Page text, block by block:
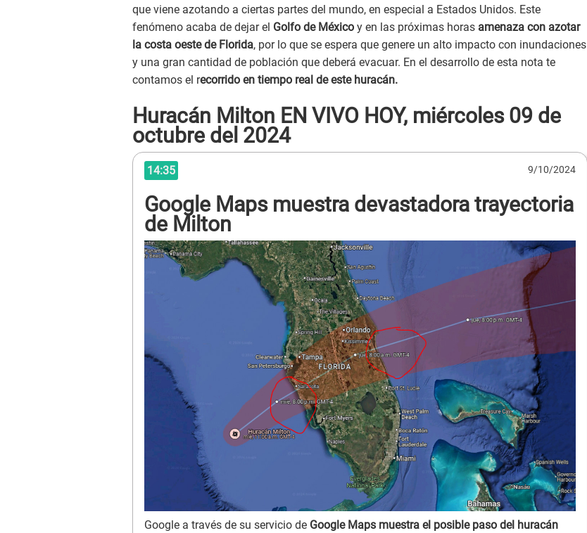
que viene azotando a ciertas partes del mundo, en especial a Estados Unidos. Este
fenómeno acaba de dejar el Golfo de México y en las próximas horas amenaza con azotar
la costa oeste de Florida, por lo que se espera que genere un alto impacto con inundaciones
y una gran cantidad de población que deberá evacuar. En el desarrollo de esta nota te
contamos el recorrido en tiempo real de este huracán.
Huracán Milton EN VIVO HOY, miércoles 09 de
octubre del 2024
14:35 9/10/2024
Google Maps muestra devastadora trayectoria
de Milton
Google a través de su servicio de Google Maps muestra el posible paso del huracán